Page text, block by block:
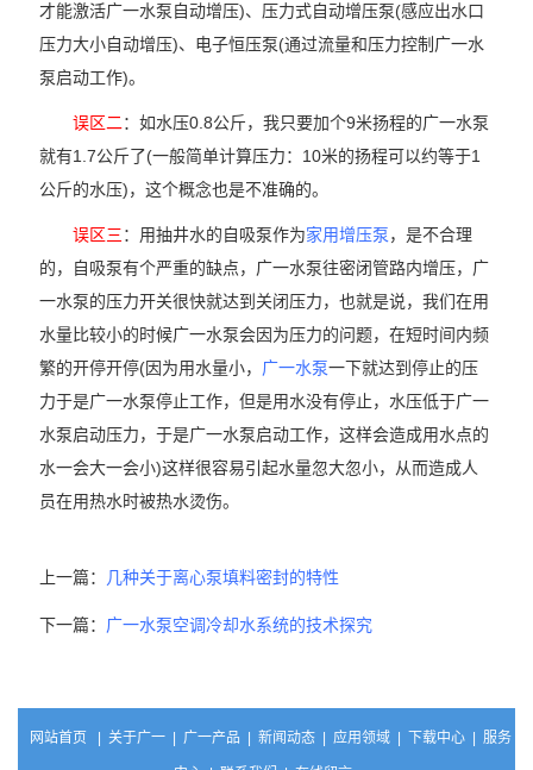
才能激活广一水泵自动增压)、压力式自动增压泵(感应出水口
压力大小自动增压)、电子恒压泵(通过流量和压力控制广一水
泵启动工作)。
误区二 ：如水压0.8公斤，我只要加个9米扬程的广一水泵
就有1.7公斤了(一般简单计算压力：10米的扬程可以约等于1
公斤的水压)，这个概念也是不准确的。
误区三：用抽井水的自吸泵作为家用增压泵，是不合理
的，自吸泵有个严重的缺点，广一水泵往密闭管路内增压，广
一水泵的压力开关很快就达到关闭压力，也就是说，我们在用
水量比较小的时候广一水泵会因为压力的问题，在短时间内频
繁的开停开停(因为用水量小， 广一水泵一下就达到停止的压
力于是广一水泵停止工作，但是用水没有停止，水压低于广一
水泵启动压力，于是广一水泵启动工作，这样会造成用水点的
水一会大一会小)这样很容易引起水量忽大忽小，从而造成人
员在用热水时被热水烫伤。
上一篇： 几种关于离心泵填料密封的特性
下一篇： 广一水泵空调冷却水系统的技术探究
网站首页 关于广一 广一产品 新闻动态 应用领域 下载中心 服务